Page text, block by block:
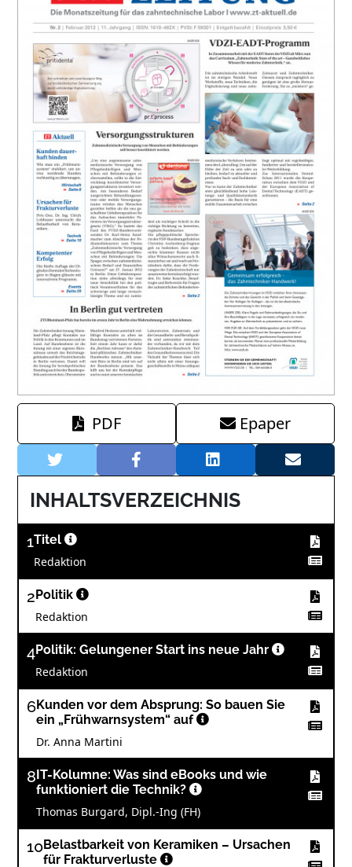
PDF Epaper
INHALTSVERZEICHNIS
1Titel
Redaktion
2 Politik
Redaktion
4Politik: Gelungener Start ins neue Jahr
Redaktion
6Kunden vor dem Absprung: So bauen Sie
ein „Frühwarnsystem“ auf
Dr. Anna Martini
8 IT-Kolumne: Was sind eBooks und wie
funktioniert die Technik?
Thomas Burgard, Dipl.-Ing (FH)
10Belastbarkeit von Keramiken – Ursachen
für Frakturverluste